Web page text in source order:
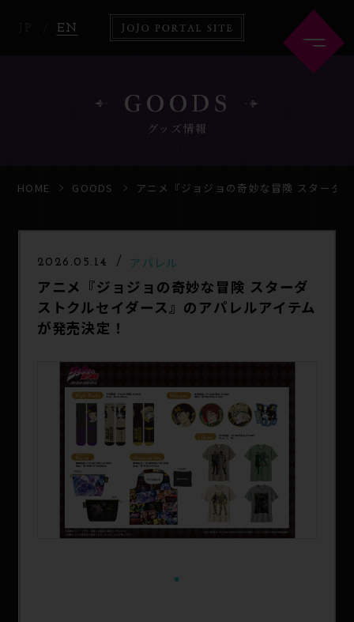
EN
HOME ABOUT
COMICS
GOODS
グッズ情報
HOME GOODS アニメ『ジョジョの奇妙な冒険 スターダ
2026.05.14 アパレル
アニメ『ジョジョの奇妙な冒険 スターダ
ストクルセイダース』のアパレルアイテム
が発売決定！
1